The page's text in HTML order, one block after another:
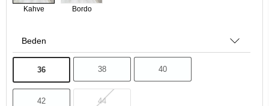
Kahve Bordo
Beden
36 38 40
42 44